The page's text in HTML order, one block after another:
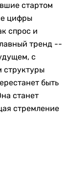
стартом
цифры
спрос и
тренд --
с
структуры
быть
станет
стремление